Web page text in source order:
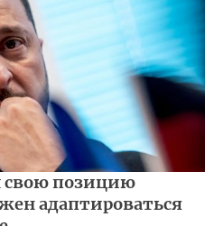
свою позицию
адаптироваться